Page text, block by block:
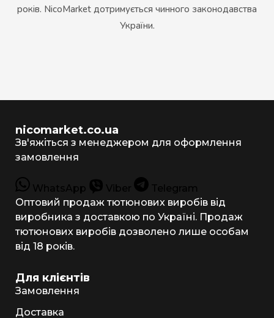
років. NicoMarket дотримується чинного законодавства
України.
nicomarket.co.ua
Зв'яжіться з менеджером для оформлення
замовлення
WhatsApp Viber
Telegram
Оптовий продаж тютюнових виробів від
виробника з доставкою по Україні. Продаж
тютюнових виробів дозволено лише особам
від 18 років.
Для клієнтів
Замовлення
Доставка